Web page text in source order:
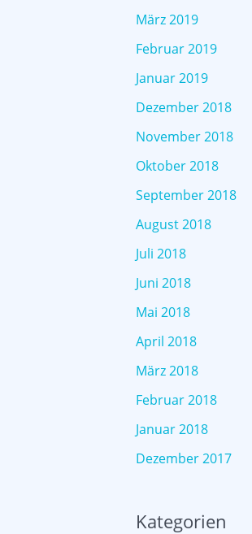
März 2019
Februar 2019
Januar 2019
Dezember 2018
November 2018
Oktober 2018
September 2018
August 2018
Juli 2018
Juni 2018
Mai 2018
April 2018
März 2018
Februar 2018
Januar 2018
Dezember 2017
Kategorien